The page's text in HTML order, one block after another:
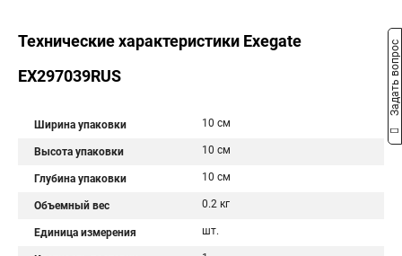
Технические характеристики Exegate
EX297039RUS
Ширина упаковки 10 см
Высота упаковки 10 см
Глубина упаковки 10 см
Объемный вес 0.2 кг
Единица измерения шт.
Задать вопрос